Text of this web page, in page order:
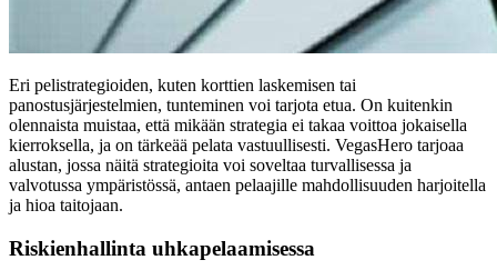
Eri pelistrategioiden, kuten korttien laskemisen tai
panostusjärjestelmien, tunteminen voi tarjota etua. On kuitenkin
olennaista muistaa, että mikään strategia ei takaa voittoa jokaisella
kierroksella, ja on tärkeää pelata vastuullisesti. VegasHero tarjoaa
alustan, jossa näitä strategioita voi soveltaa turvallisessa ja
valvotussa ympäristössä, antaen pelaajille mahdollisuuden harjoitella
ja hioa taitojaan.
Riskienhallinta uhkapelaamisessa